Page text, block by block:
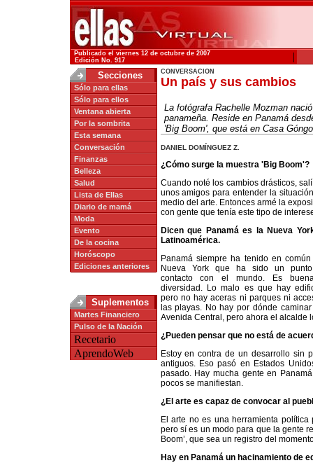
Publicado el viernes 12 de octubre de 2007
Edición No. 917
|
Secciones
Sólo para ellas
Sólo para ellos
Ventana abierta
Por la sombrita
Esta semana
Conversación
Finanzas
Belleza
Salud
Lista de Ellas
Diario de mamá
Moda
Evento
De la cocina
Horóscopo
Ediciones anteriores
Suplementos
Martes Financiero
Pulso de la Nación
Recetario
AprendoWeb
CONVERSACION
Un país y sus cambios
La fotógrafa Rachelle Mozman
panameña. Reside en Panamá
'Big Boom', que está en Casa
DANIEL DOMÍNGUEZ Z.
¿Cómo surge la muestra 'Big Boom'?
Cuando noté los cambios drásticos,
unos amigos para entender la
medio del arte. Entonces armé la
con gente que tenía este tipo de
Dicen que Panamá es la Nueva
Latinoamérica.
Panamá siempre ha tenido en
Nueva York que ha sido un
contacto con el mundo. Es
diversidad. Lo malo es que hay
pero no hay aceras ni parques ni
las playas. No hay por dónde
Avenida Central, pero ahora el alcalde
¿Pueden pensar que no está de
Estoy en contra de un desarrollo sin
antiguos. Eso pasó en Estados
pasado. Hay mucha gente en
pocos se manifiestan.
¿El arte es capaz de convocar al
El arte no es una herramienta
pero sí es un modo para que la gente
Boom’, que sea un registro del
Hay en Panamá un hacinamiento de